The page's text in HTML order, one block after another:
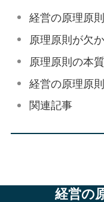
経営の原理原
原理原則が欠
原理原則の本質
経営の原理原
関連記事
経営の